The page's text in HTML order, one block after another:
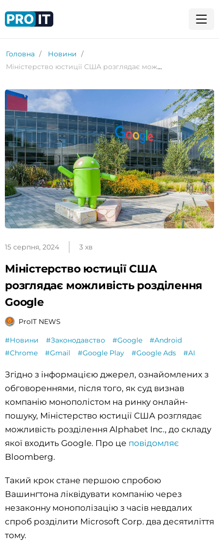
Головна
Новини
Міністерство юстиції США розглядає можливість розділення Google
15 серпня, 2024 3 хв
Міністерство юстиції США
розглядає можливість розділення
Google
ProIT NEWS
#Новини #Законодавство #Google
#Android
#Chrome
#Gmail #Google Play #Google Ads #AI
Згідно з інформацією джерел, ознайомлених з
обговореннями, після того, як суд визнав
компанію монополістом на ринку онлайн-
пошуку, Міністерство юстиції США розглядає
можливість розділення Alphabet Inc., до складу
якої входить Google. Про це повідомляє
Bloomberg.
Такий крок стане першою спробою
Вашингтона ліквідувати компанію через
незаконну монополізацію з часів невдалих
спроб розділити Microsoft Corp. два десятиліття
тому.